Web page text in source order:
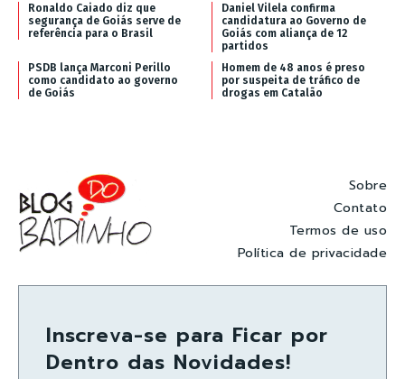
Ronaldo Caiado diz que
segurança de Goiás serve de
referência para o Brasil
Daniel Vilela confirma
candidatura ao Governo de
Goiás com aliança de 12
partidos
PSDB lança Marconi Perillo
como candidato ao governo
de Goiás
Homem de 48 anos é preso
por suspeita de tráfico de
drogas em Catalão
Sobre
Contato
Termos de uso
Política de privacidade
Inscreva-se para Ficar por
Dentro das Novidades!